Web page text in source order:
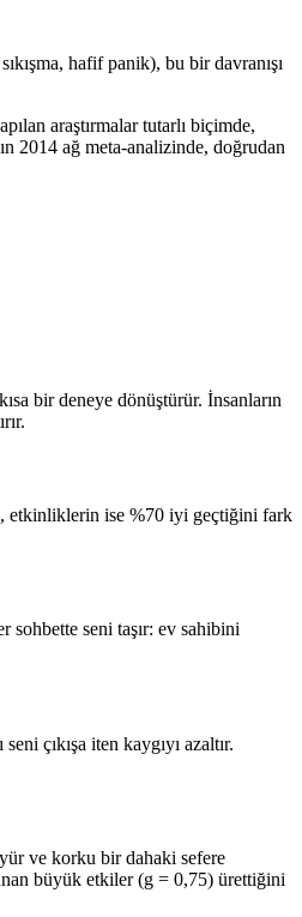
hafif panik), bu bir davranışı
araştırmalar tutarlı biçimde,
2014 ağ meta-analizinde, doğrudan
bir deneye dönüştürür. İnsanların
etkinliklerin ise %70 iyi geçtiğini fark
seni taşır: ev sahibini
çıkışa iten kaygıyı azaltır.
ve korku bir dahaki sefere
büyük etkiler (g = 0,75) ürettiğini